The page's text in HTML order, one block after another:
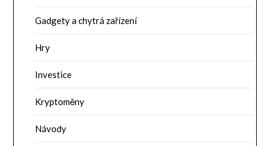
Gadgety a chytrá zařízení
Hry
Investice
Kryptoměny
Návody